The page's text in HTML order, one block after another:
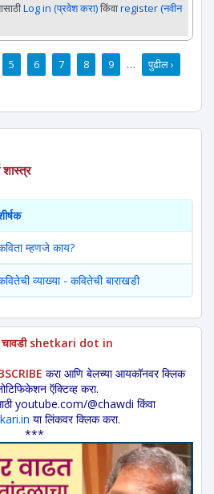
Log in (प्रवेश करा)किंवाregister (नवीन
5 6 7 8 9 … पुढील ›
शास्त्र
म्हणजे काय?
व्याख्या - कवितेची बाराखडी
चावडी shetkari dot in
करा आणि बेलच्या आयकॉनवर क्लिक
ऍक्टिव्ह करा.
youtube.com/@chawdi किंवा
या लिंकवर क्लिक करा.
***